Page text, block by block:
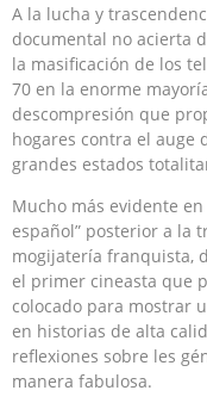
A la lucha y
documental no acierta
la masificación de los
70 en la enorme
descompresión que
hogares contra el auge
grandes estados
Mucho más evidente
español” posterior a la
mogijatería franquista,
el primer cineasta que
colocado para mostrar
en historias de alta
reflexiones sobre les
manera fabulosa.